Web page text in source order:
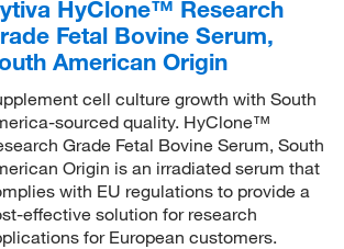
HyClone™ Research
Fetal Bovine Serum,
American Origin
cell culture growth with South
sourced quality. HyClone™
Grade Fetal Bovine Serum, South
Origin is an irradiated serum that
with EU regulations to provide a
effective solution for research
for European customers.